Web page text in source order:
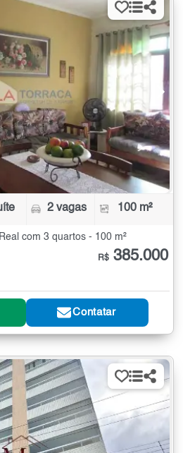
2 vagas 100 m²
com 3 quartos - 100 m²
R$ 385.000
Contatar